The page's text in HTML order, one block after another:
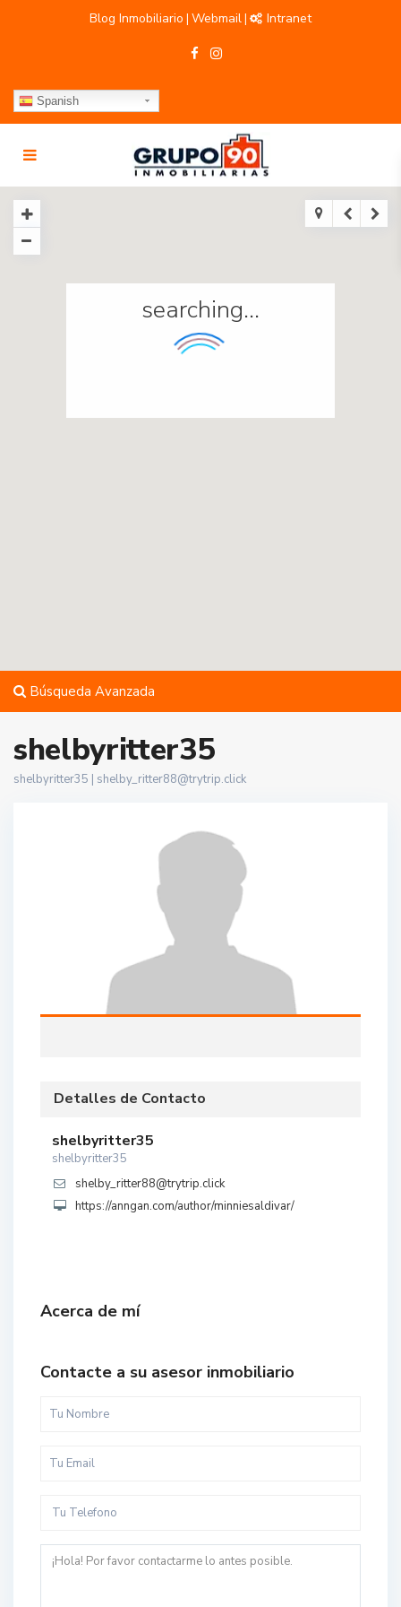
Blog Inmobiliario | Webmail| Intranet
Spanish
searching...
Búsqueda Avanzada
shelbyritter35
shelbyritter35 | shelby_ritter88@trytrip.click
Detalles de Contacto
shelbyritter35
shelbyritter35
shelby_ritter88@trytrip.click
https://anngan.com/author/minniesaldivar/
Acerca de mí
Contacte a su asesor inmobiliario